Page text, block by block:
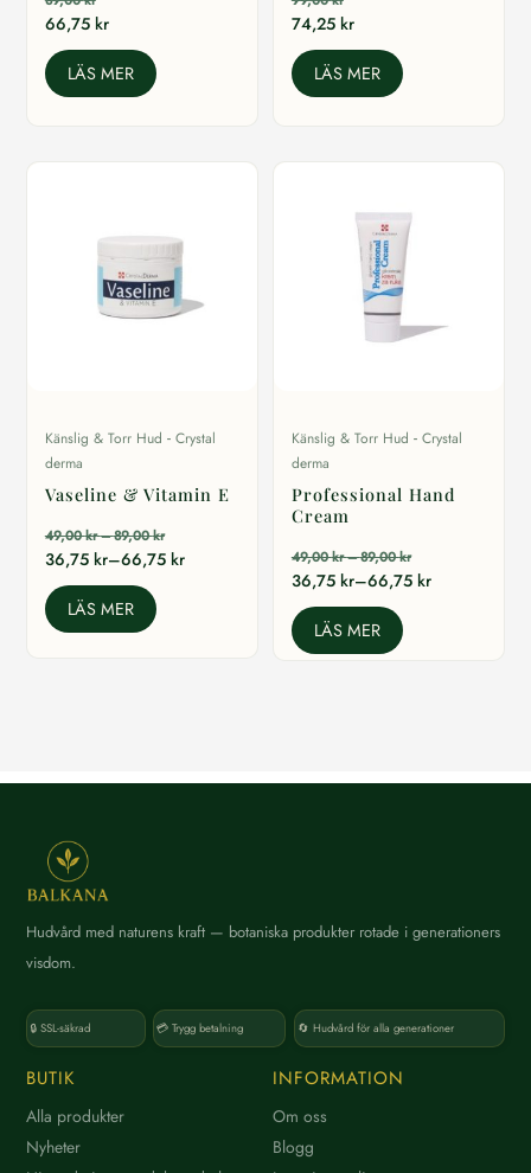
66,75 kr
LÄS MER
74,25 kr
LÄS MER
Känslig & Torr Hud - Crystal
derma
Vaseline & Vitamin E
49,00kr–89,00krPrisintervall:
49,00 kr
36,75 kr–66,75 kr
Prisintervall:
36,75 kr
till
66,75 kr
LÄS MER
Känslig & Torr Hud - Crystal
derma
Professional Hand
Cream
49,00kr–89,00krPrisintervall:
49,00 kr
36,75 kr–66,75 kr
Prisintervall:
36,75 kr
till
66,75 kr
LÄS MER
Hudvård med naturens kraft — botaniska produkter rotade i generationers
visdom.
🔒 SSL-säkrad 💳 Trygg betalning 🔄 Hudvård för alla generationer
BUTIK
Alla produkter
Nyheter
INFORMATION
Om oss
Blogg